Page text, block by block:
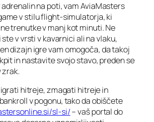
na poti, vam AviaMasters
v stilu flight‑simulatorja, ki
trenutke v manj kot minuti. Ne
v vrsti v kavarnici ali na vlaku,
dizajn igre vam omogoča, da takoj
in nastavite svojo stavo, preden se
zrak.
hitreje, zmagati hitreje in
v pogonu, tako da obiščete
sl-si/– vaš portal do